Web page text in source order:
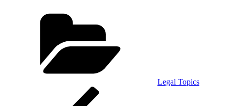
Legal Topics
Beitragsnavigation